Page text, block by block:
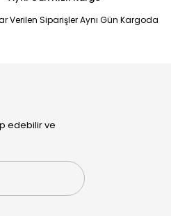
Verilen Siparişler Aynı Gün Kargoda
edebilir ve